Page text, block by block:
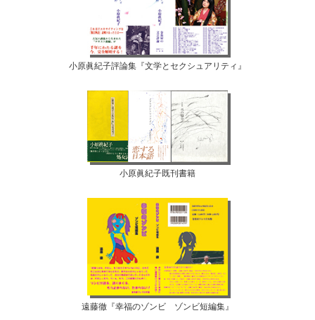
小原眞紀子評論集『文学とセクシュアリティ』
小原眞紀子既刊書籍
遠藤徹『幸福のゾンビ ゾンビ短編集』